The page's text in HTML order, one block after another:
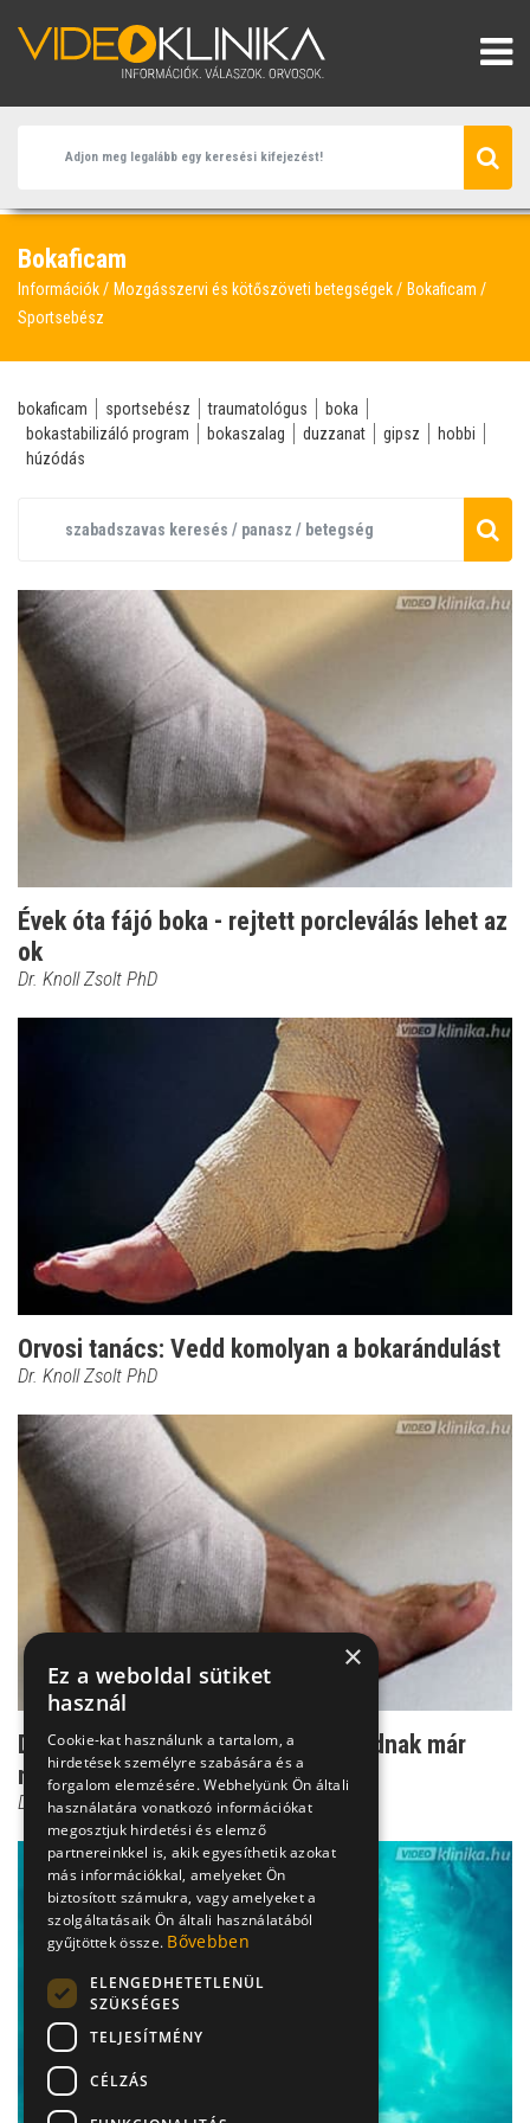
Bokaficam
Információk Mozgásszervi és kötőszöveti betegségek
Bokaficam
Sportsebész
bokaficam sportsebész traumatológus
boka
bokastabilizáló program
bokaszalag duzzanat gipsz
hobbi
húzódás
Évek óta fájó boka - rejtett porcleválás lehet az
ok
Dr. Knoll Zsolt PhD
Orvosi tanács: Vedd komolyan a bokarándulást
Dr. Knoll Zsolt PhD
Duzzadt, ingó boka - amikor a lábadnak már
nem elég a pihent...
Dr. Knoll Zsolt PhD
×
Ez a weboldal sütiket
használ
Cookie-kat használunk a tartalom, a
hirdetések személyre szabására és a
forgalom elemzésére. Webhelyünk Ön általi
használatára vonatkozó információkat
megosztjuk hirdetési és elemző
partnereinkkel is, akik egyesíthetik azokat
más információkkal, amelyeket Ön
biztosított számukra, vagy amelyeket a
szolgáltatásaik Ön általi használatából
gyűjtöttek össze. Bővebben
ELENGEDHETETLENÜL
SZÜKSÉGES
TELJESÍTMÉNY
CÉLZÁS